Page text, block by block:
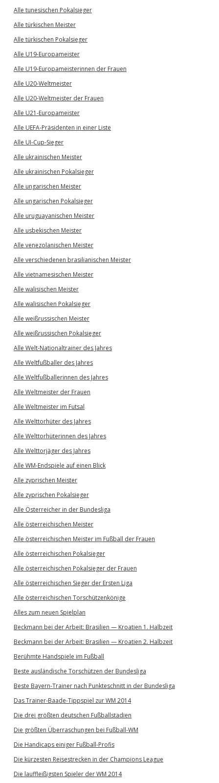
Alle tunesischen Pokalsieger
Alle türkischen Meister
Alle türkischen Pokalsieger
Alle U19-Europameister
Alle U19-Europameisterinnen der Frauen
Alle U20-Weltmeister
Alle U20-Weltmeister der Frauen
Alle U21-Europameister
Alle UEFA-Präsidenten in einer Liste
Alle UI-Cup-Sieger
Alle ukrainischen Meister
Alle ukrainischen Pokalsieger
Alle ungarischen Meister
Alle ungarischen Pokalsieger
Alle uruguayanischen Meister
Alle usbekischen Meister
Alle venezolanischen Meister
Alle verschiedenen brasilianischen Meister
Alle vietnamesischen Meister
Alle walisischen Meister
Alle walisischen Pokalsieger
Alle weißrussischen Meister
Alle weißrussischen Pokalsieger
Alle Welt-Nationaltrainer des Jahres
Alle Weltfußballer des Jahres
Alle Weltfußballerinnen des Jahres
Alle Weltmeister der Frauen
Alle Weltmeister im Futsal
Alle Welttorhüter des Jahres
Alle Welttorhüterinnen des Jahres
Alle Welttorjäger des Jahres
Alle WM-Endspiele auf einen Blick
Alle zyprischen Meister
Alle zyprischen Pokalsieger
Alle Österreicher in der Bundesliga
Alle österreichischen Meister
Alle österreichischen Meister im Fußball der Frauen
Alle österreichischen Pokalsieger
Alle österreichischen Pokalsieger der Frauen
Alle österreichischen Sieger der Ersten Liga
Alle österreichischen Torschützenkönige
Alles zum neuen Spielplan
Beckmann bei der Arbeit: Brasilien — Kroatien 1. Halbzeit
Beckmann bei der Arbeit: Brasilien — Kroatien 2. Halbzeit
Berühmte Handspiele im Fußball
Beste ausländische Torschützen der Bundesliga
Beste Bayern-Trainer nach Punkteschnitt in der Bundesliga
Das Trainer-Baade-Tippspiel zur WM 2014
Die drei größten deutschen Fußballstadien
Die größten Überraschungen bei Fußball-WM
Die Handicaps einiger Fußball-Profis
Die kürzesten Reisestrecken in der Champions League
Die lauffleißigsten Spieler der WM 2014